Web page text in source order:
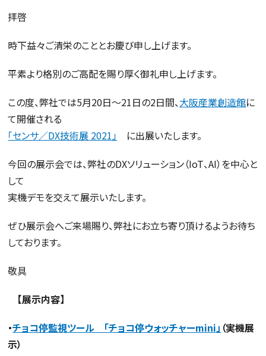
拝啓
時下益々ご清栄のこととお慶び申し上げます。
平素より格別のご高配を賜り厚く御礼申し上げます。
この度、弊社では5月20日～21日の2日間、大阪産業創造館に
て開催される
「センサ／DX技術展 2021」
に出展いたします。
今回の展示会では、弊社のDXソリューション（IoT、AI）を中心と
して
実機デモを交えて展示いたします。
ぜひ展示会へご来場賜り、弊社にお立ち寄り頂けるようお待ち
しております。
敬具
【展示内容】
・チョコ停監視ツール 「チョコ停ウォッチャーmini」 （実機展
示）